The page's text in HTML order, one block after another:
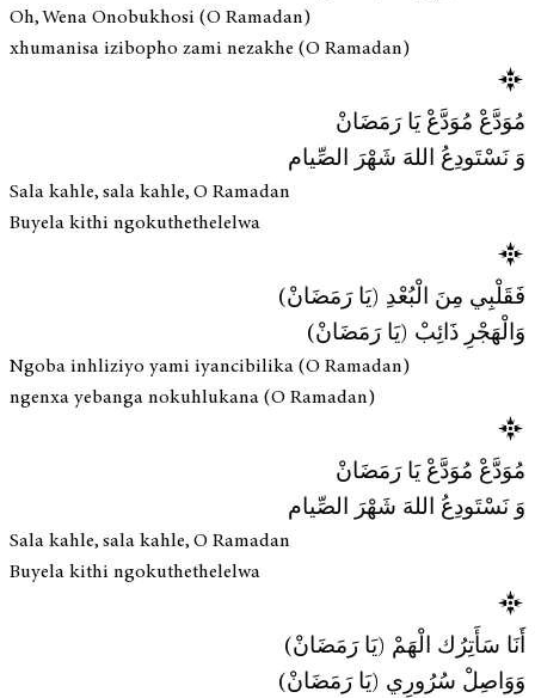
Oh, Wena Onobukhosi (O Ramadan)
xhumanisa izibopho zami nezakhe (O Ramadan)
مُوَدَّعْ مُوَدَّعْ يَا رَمَضَانْ
وَ نَسْتَودِعُ اللهَ شَهْرَ الصِّيام
Sala kahle, sala kahle, O Ramadan
Buyela kithi ngokuthethelelwa
فَقَلْبِي مِنَ الْبُعْدِ (يَا رَمَضَانْ)
وَالْهَجْرِ ذَائِبْ (يَا رَمَضَانْ)
Ngoba inhliziyo yami iyancibilika (O Ramadan)
ngenxa yebanga nokuhlukana (O Ramadan)
مُوَدَّعْ مُوَدَّعْ يَا رَمَضَانْ
وَ نَسْتَودِعُ اللهَ شَهْرَ الصِّيام
Sala kahle, sala kahle, O Ramadan
Buyela kithi ngokuthethelelwa
أَنَا سَأَتِرُك الْهَمْ (يَا رَمَضَانْ)
وَوَاصِلْ سُرُورِي (يَا رَمَضَانْ)